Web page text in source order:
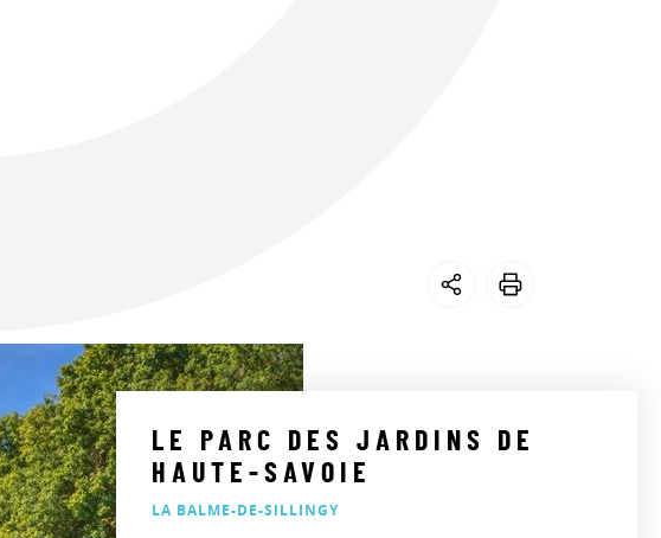
LE PARC DES JARDINS DE
HAUTE-SAVOIE
LA BALME-DE-SILLINGY